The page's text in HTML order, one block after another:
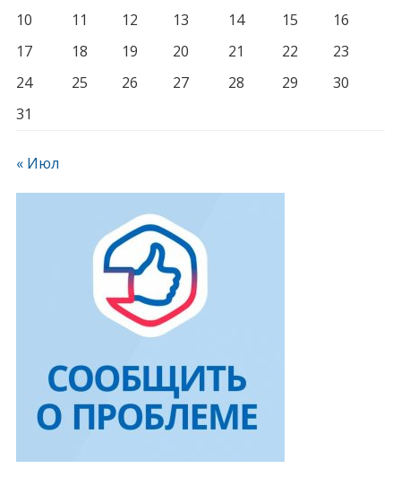
10
11 12 13 14 15
16
17
18 19 20 21 22
23
24
25 26 27 28 29
30
31
« Июл